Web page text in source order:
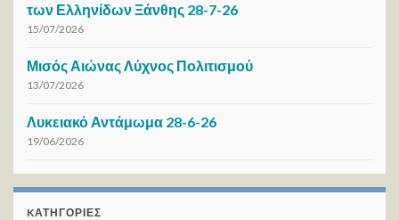
των Ελληνίδων Ξάνθης 28-7-26
15/07/2026
Μισός Αιώνας Λύχνος Πολιτισμού
13/07/2026
Λυκειακό Αντάμωμα 28-6-26
19/06/2026
KΑΤΗΓΟΡΊΕΣ